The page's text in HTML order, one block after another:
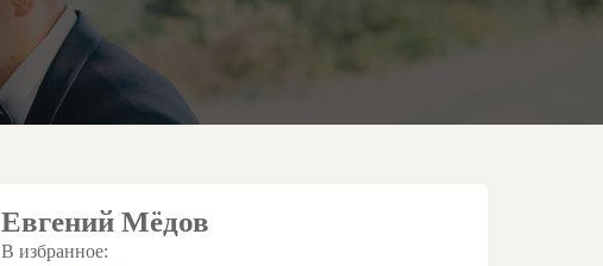
Евгений Мёдов
В избранное: